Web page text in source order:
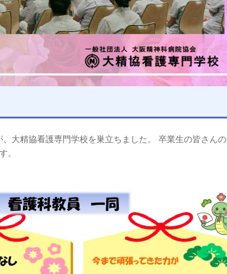
大精協看護専門学校を巣立ちました。 卒業生の皆さん
す。